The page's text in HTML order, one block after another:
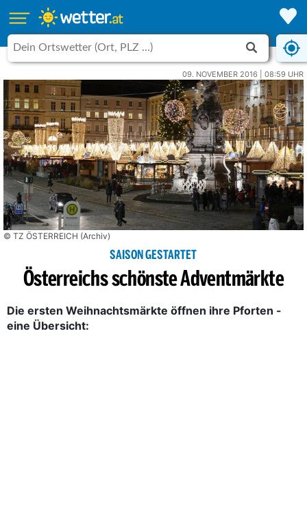
09. NOVEMBER 2016 | 08:59 UHR
© TZ ÖSTERREICH (Archiv)
SAISON GESTARTET
Österreichs schönste Adventmärkte
Die ersten Weihnachtsmärkte öffnen ihre Pforten -
eine Übersicht: